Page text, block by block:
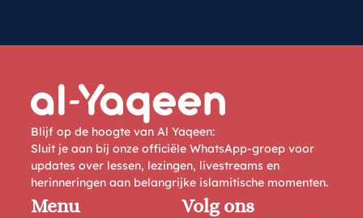
Blijf op de hoogte van Al Yaqeen:
Sluit je aan bij onze officiële WhatsApp-groep voor
updates over lessen, lezingen, livestreams en
herinneringen aan belangrijke islamitische momenten.
Menu Volg ons